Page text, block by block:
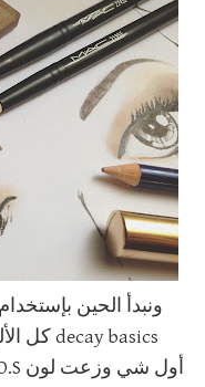
decay basics كل الألوان مات ماعدا لون واحد شيمر